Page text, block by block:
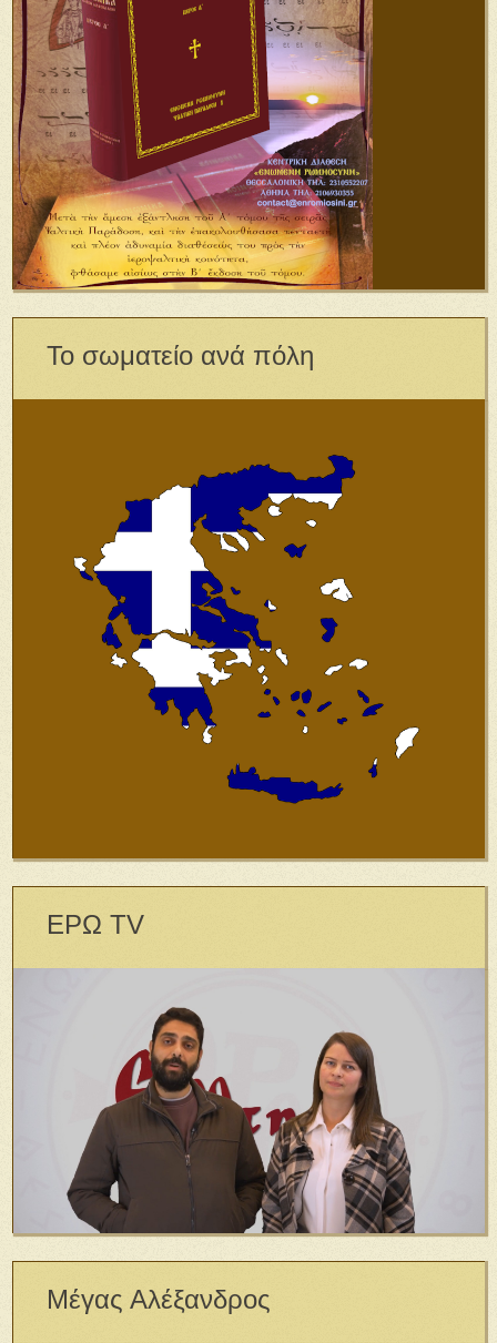
Το σωματείο ανά πόλη
ΕΡΩ TV
Μέγας Αλέξανδρος